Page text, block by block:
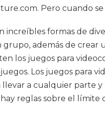
Pero cuando
increíbles formas de
grupo, además de
los juegos para
Los juegos
a cualquier parte
reglas sobre el límite